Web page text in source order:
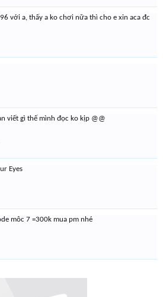
với a, thấy a ko chơi nữa thì cho e xin aca đc
viết gì thế mình đọc ko kịp @@
Eyes
môc 7 =300k mua pm nhé